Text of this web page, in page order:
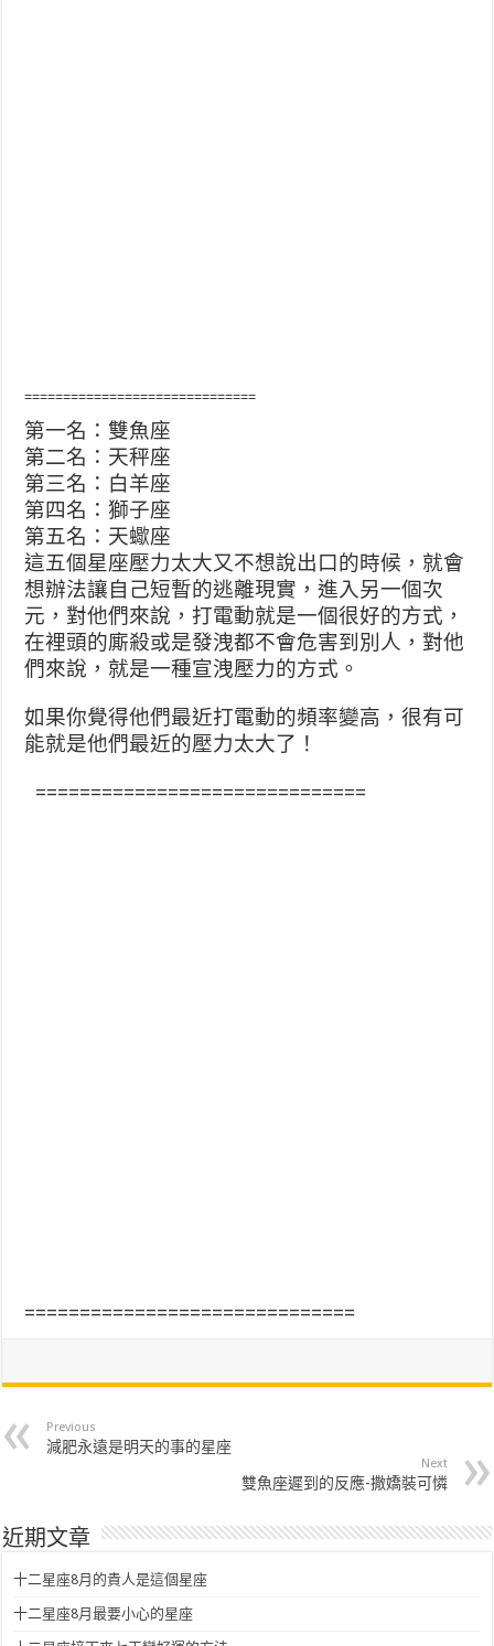
==============================
第一名：雙魚座
第二名：天秤座
第三名：白羊座
第四名：獅子座
第五名：天蠍座
這五個星座壓力太大又不想說出口的時候，就會
想辦法讓自 己短暫的逃離現實，進入另一個次
元，對他們來說，打電動就是一個很好的方式，
在裡頭的廝殺或是發洩都不會危害到 別人，對他
們來說，就是一種宣洩壓力的方式。
如果你覺得他們最近打電動的頻率變高，很有可
能就是他們最近的壓力太大了！
==============================
==============================
Previous
減肥永遠是明天的事的星座
Next
雙魚座遲到的反應-撒嬌裝可憐
近期文章
十二星座8月的貴人是這個星座
十二星座8月最要小心的星座